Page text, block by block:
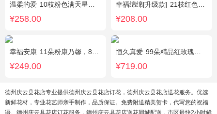
温柔的爱 10枝粉色满天星，1条灯带
¥258.00
幸福绵绵[升级款] 21枝红色康乃馨，加拿大黄莺，满天星间插丰满
¥208.00
幸福安康 11朵粉康乃馨，8朵粉玫瑰，搭配相思梅、黄莺穿插点缀。
¥249.00
恒久真爱 99朵精品红玫瑰，粉色相思梅丰满围边，搭配皇冠、黑色缎带装饰
¥719.00
德州庆云县花店专业提供德州庆云县花店订花，德州庆云县花店送花服务。优选
新鲜花材，专业花艺师亲手制作，品质保证。免费附送精美贺卡，代写您的祝福